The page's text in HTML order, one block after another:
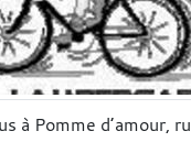
à Pomme d’amour,